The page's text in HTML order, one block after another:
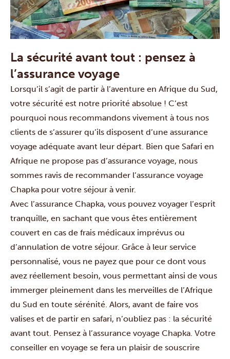
La sécurité avant tout : pensez à
l’assurance voyage
Lorsqu’il s’agit de partir à l’aventure en Afrique du Sud,
votre sécurité est notre priorité absolue ! C’est
pourquoi nous recommandons vivement à tous nos
clients de s’assurer qu’ils disposent d’une assurance
voyage adéquate avant leur départ. Bien que Safari en
Afrique ne propose pas d’assurance voyage, nous
sommes ravis de recommander l’assurance voyage
Chapka pour votre séjour à venir.
Avec l’assurance Chapka, vous pouvez voyager l’esprit
tranquille, en sachant que vous êtes entièrement
couvert en cas de frais médicaux imprévus ou
d’annulation de votre séjour. Grâce à leur service
personnalisé, vous ne payez que pour ce dont vous
avez réellement besoin, vous permettant ainsi de vous
immerger pleinement dans les merveilles de l’Afrique
du Sud en toute sérénité. Alors, avant de faire vos
valises et de partir en safari, n’oubliez pas : la sécurité
avant tout. Pensez à l’assurance voyage Chapka. Votre
conseiller en voyage se fera un plaisir de souscrire